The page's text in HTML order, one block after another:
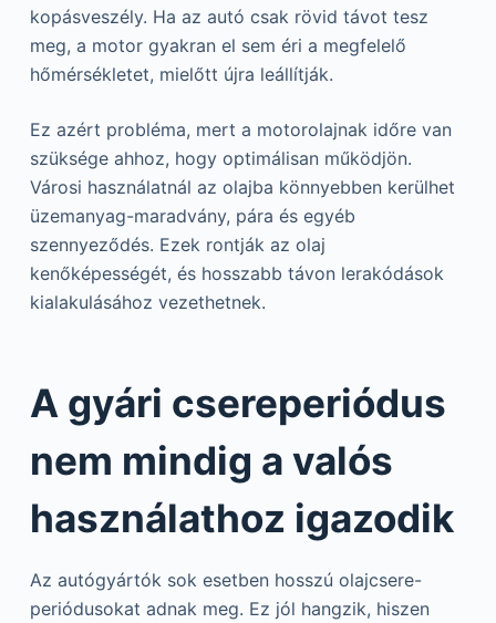
kopásveszély. Ha az autó csak rövid távot tesz
meg, a motor gyakran el sem éri a megfelelő
hőmérsékletet, mielőtt újra leállítják.
Ez azért probléma, mert a motorolajnak időre van
szüksége ahhoz, hogy optimálisan működjön.
Városi használatnál az olajba könnyebben kerülhet
üzemanyag-maradvány, pára és egyéb
szennyeződés. Ezek rontják az olaj
kenőképességét, és hosszabb távon lerakódások
kialakulásához vezethetnek.
A gyári csereperiódus
nem mindig a valós
használathoz igazodik
Az autógyártók sok esetben hosszú olajcsere-
periódusokat adnak meg. Ez jól hangzik, hiszen